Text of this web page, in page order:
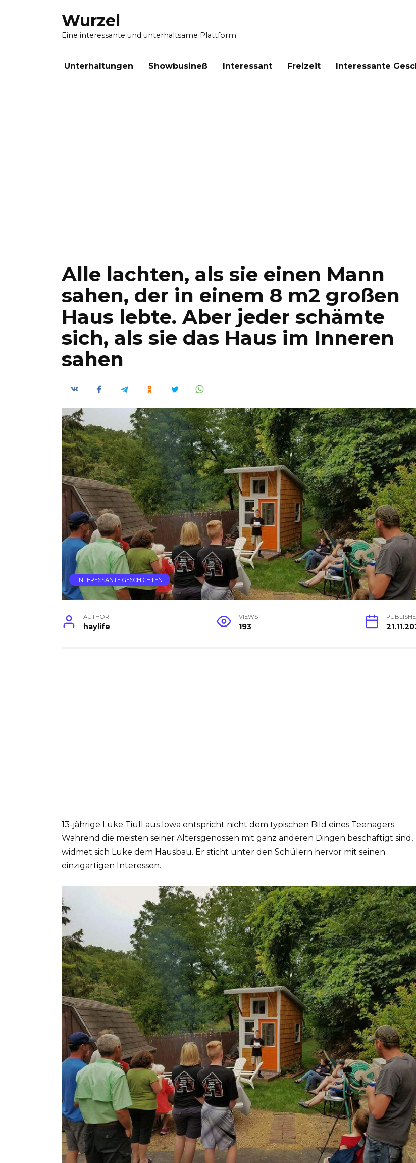
Wurzel
Eine interessante und unterhaltsame Plattform
Unterhaltungen Showbusineß Interessant Freizeit Interessante
Alle lachten, als sie einen Mann
sahen, der in einem 8 m2 großen
Haus lebte. Aber jeder schämte
sich, als sie das Haus im Inneren
sahen
INTERESSANTE GESCHICHTEN
AUTHOR
haylife
VIEWS
193
13-jährige Luke Tiull aus Iowa entspricht nicht dem typischen Bild eines Teenagers.
Während die meisten seiner Altersgenossen mit ganz anderen Dingen beschäftigt sind,
widmet sich Luke dem Hausbau. Er sticht unter den Schülern hervor mit seinen
einzigartigen Interessen.